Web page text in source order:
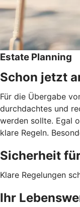
Estate Planning
Schon jetzt
Für die Übergabe
durchdachtes und
werden sollte. Egal
klare Regeln.
Sicherheit
Klare Regelungen
Ihr